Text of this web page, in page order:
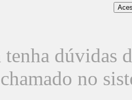
tenha dúvidas
no